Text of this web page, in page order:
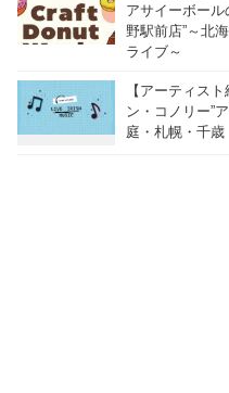
アサイーボー
野駅前店”～北
ライブ～
【アーティス
ン・コノリー”
庭・札幌・千歳